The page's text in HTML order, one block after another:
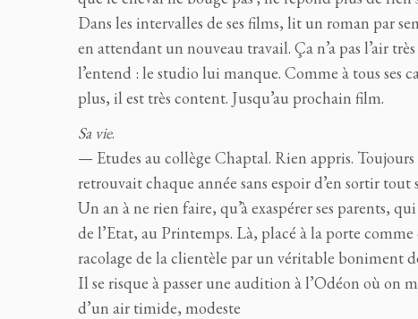
Dans les intervalles de ses films, lit un roman par
en attendant un nouveau travail. Ça n’a pas l’air
l’entend : le studio lui manque. Comme à tous ses
plus, il est très content. Jusqu’au prochain film.
Sa vie.
— Etudes au collège Chaptal. Rien appris. Toujours
retrouvait chaque année sans espoir d’en sortir tout
Un an à ne rien faire, qu’à exaspérer ses parents,
de l’Etat, au Printemps. Là, placé à la porte
racolage de la clientèle par un véritable boniment
Il se risque à passer une audition à l’Odéon où on
d’un air timide, modeste